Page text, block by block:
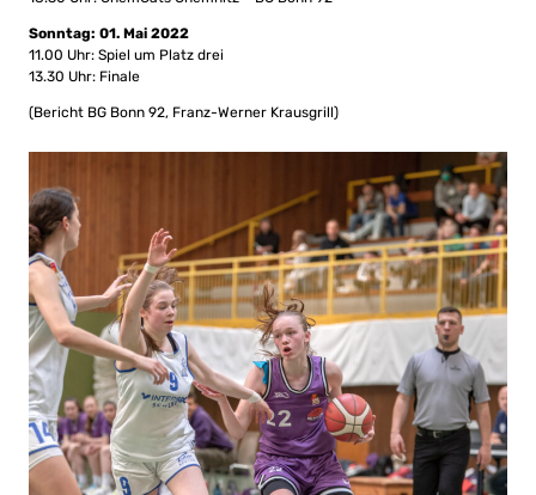
Sonntag: 01. Mai 2022
11.00 Uhr: Spiel um Platz drei
13.30 Uhr: Finale
(Bericht BG Bonn 92, Franz-Werner Krausgrill)